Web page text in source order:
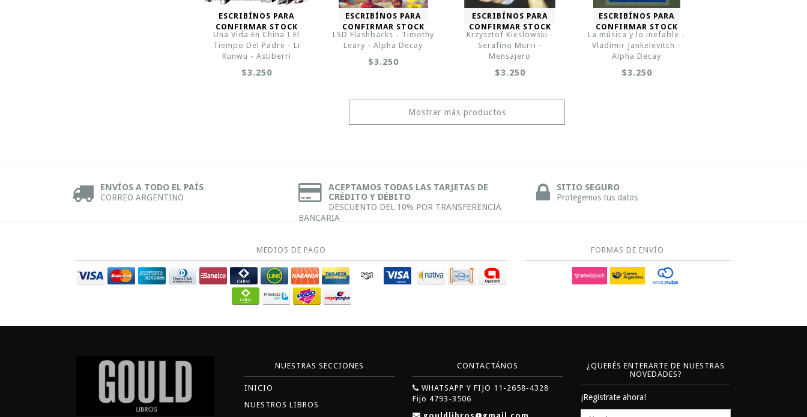
ESCRIBÍNOS PARA
CONFIRMAR STOCK
Una Vida En China I El
Tiempo Del Padre - Li
Kunwu - Astiberri
$3.250
ESCRIBÍNOS PARA
CONFIRMAR STOCK
LSD Flashbacks - Timothy
Leary - Alpha Decay
$3.250
ESCRIBÍNOS PARA
CONFIRMAR STOCK
Krzysztof Kieslowski -
Serafino Murri -
Mensajero
$3.250
ESCRIBÍNOS PARA
CONFIRMAR STOCK
La música y lo inefable -
Vladimir Jankelevitch -
Alpha Decay
$3.250
Mostrar más productos
ENVÍOS A TODO EL PAÍS
CORREO ARGENTINO
ACEPTAMOS TODAS LAS TARJETAS DE
CRÉDITO Y DÉBITO
DESCUENTO DEL 10% POR TRANSFERENCIA
BANCARIA
SITIO SEGURO
Protegemos tus datos
MEDIOS DE PAGO FORMAS DE ENVÍO
NUESTRAS SECCIONES
INICIO
NUESTROS LIBROS
CONTACTÁNOS
WHATSAPP Y FIJO 11-2658-4328
Fijo 4793-3506
¿QUERÉS ENTERARTE DE NUESTRAS
NOVEDADES?
¡Registrate ahora!